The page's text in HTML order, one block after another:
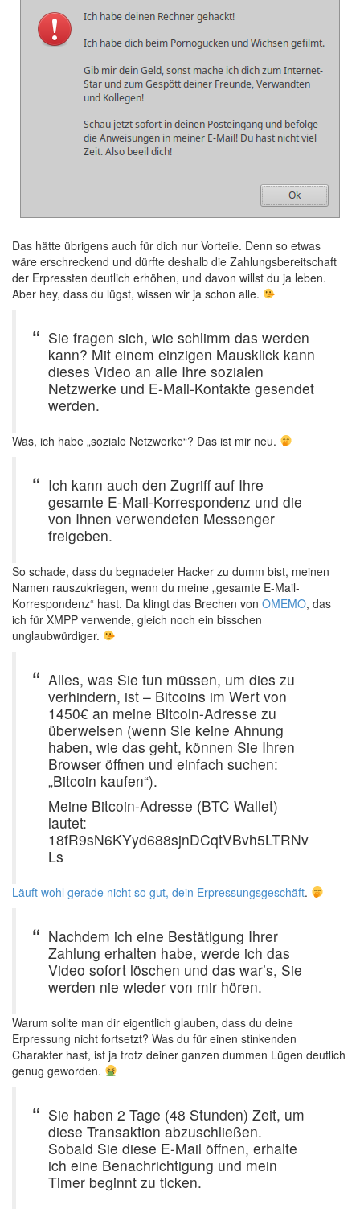
Das hätte übrigens auch für dich nur Vorteile. Denn so etwas
wäre erschreckend und dürfte deshalb die Zahlungsbereitschaft
der Erpressten deutlich erhöhen, und davon willst du ja leben.
Aber hey, dass du lügst, wissen wir ja schon alle.
Sie fragen sich, wie schlimm das werden
kann? Mit einem einzigen Mausklick kann
dieses Video an alle Ihre sozialen
Netzwerke und E-Mail-Kontakte gesendet
werden.
Was, ich habe „soziale Netzwerke“? Das ist mir neu.
Ich kann auch den Zugriff auf Ihre
gesamte E-Mail-Korrespondenz und die
von Ihnen verwendeten Messenger
freigeben.
So schade, dass du begnadeter Hacker zu dumm bist, meinen
Namen rauszukriegen, wenn du meine „gesamte E-Mail-
Korrespondenz“ hast. Da klingt das Brechen von OMEMO, das
ich für XMPP verwende, gleich noch ein bisschen
unglaubwürdiger.
Alles, was Sie tun müssen, um dies zu
verhindern, ist – Bitcoins im Wert von
1450€ an meine Bitcoin-Adresse zu
überweisen (wenn Sie keine Ahnung
haben, wie das geht, können Sie Ihren
Browser öffnen und einfach suchen:
„Bitcoin kaufen“).
Meine Bitcoin-Adresse (BTC Wallet)
lautet:
18fR9sN6KYyd688sjnDCqtVBvh5LTRNv
Ls
Läuft wohl gerade nicht so gut, dein Erpressungsgeschäft.
Nachdem ich eine Bestätigung Ihrer
Zahlung erhalten habe, werde ich das
Video sofort löschen und das war’s, Sie
werden nie wieder von mir hören.
Warum sollte man dir eigentlich glauben, dass du deine
Erpressung nicht fortsetzt? Was du für einen stinkenden
Charakter hast, ist ja trotz deiner ganzen dummen Lügen deutlich
genug geworden.
Sie haben 2 Tage (48 Stunden) Zeit, um
diese Transaktion abzuschließen.
Sobald Sie diese E-Mail öffnen, erhalte
ich eine Benachrichtigung und mein
Timer beginnt zu ticken.